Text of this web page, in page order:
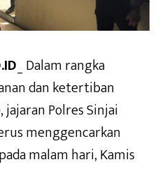
_ Dalam rangka
dan ketertiban
Polres Sinjai
menggencarkan
malam hari, Kamis